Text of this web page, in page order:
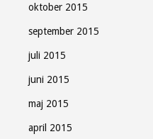
oktober 2015
september 2015
juli 2015
juni 2015
maj 2015
april 2015